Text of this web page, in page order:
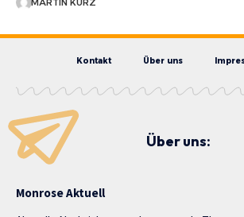
Kontakt Über uns
Über uns:
Monrose Aktuell